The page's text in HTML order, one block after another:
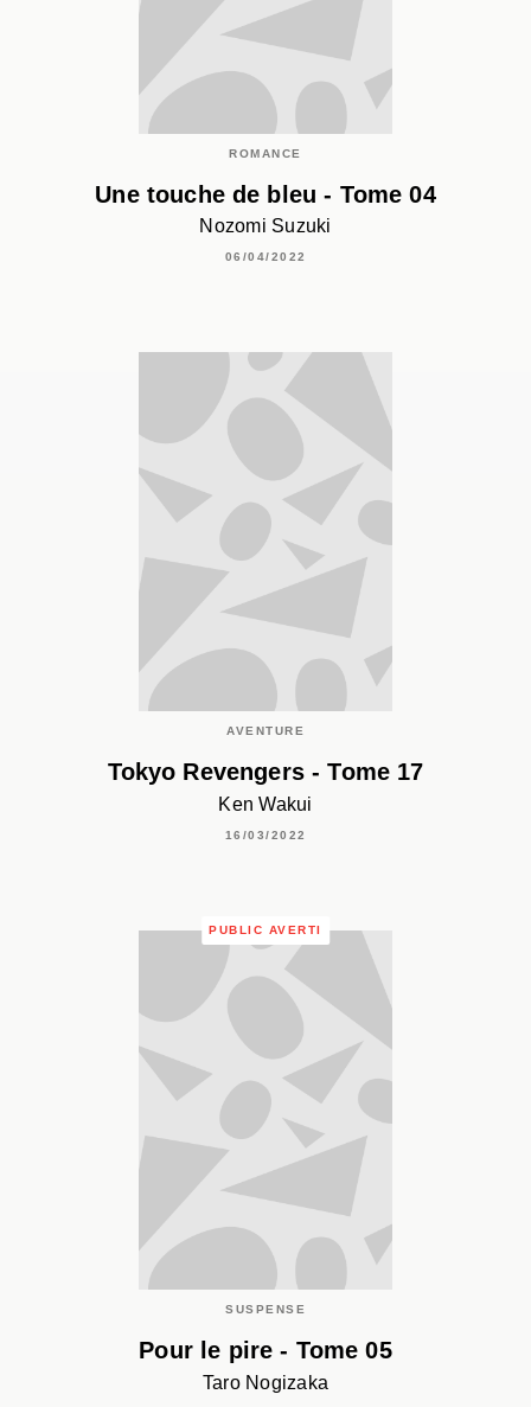
ROMANCE
Une touche de bleu - Tome 04
Nozomi Suzuki
06/04/2022
AVENTURE
Tokyo Revengers - Tome 17
Ken Wakui
16/03/2022
PUBLIC AVERTI
SUSPENSE
Pour le pire - Tome 05
Taro Nogizaka